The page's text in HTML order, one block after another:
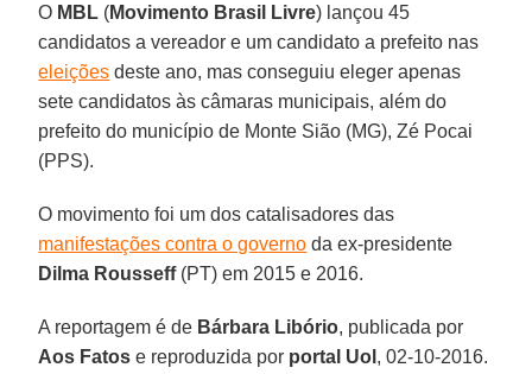
O MBL (Movimento Brasil Livre) lançou 45
candidatos a vereador e um candidato a prefeito nas
eleições deste ano, mas conseguiu eleger apenas
sete candidatos às câmaras municipais, além do
prefeito do município de Monte Sião (MG), Zé Pocai
(PPS).
O movimento foi um dos catalisadores das
manifestações contra o governo da ex-presidente
Dilma Rousseff(PT) em 2015 e 2016.
A reportagem é de Bárbara Libório, publicada por
Aos Fatos e reproduzida por portal Uol , 02-10-2016.